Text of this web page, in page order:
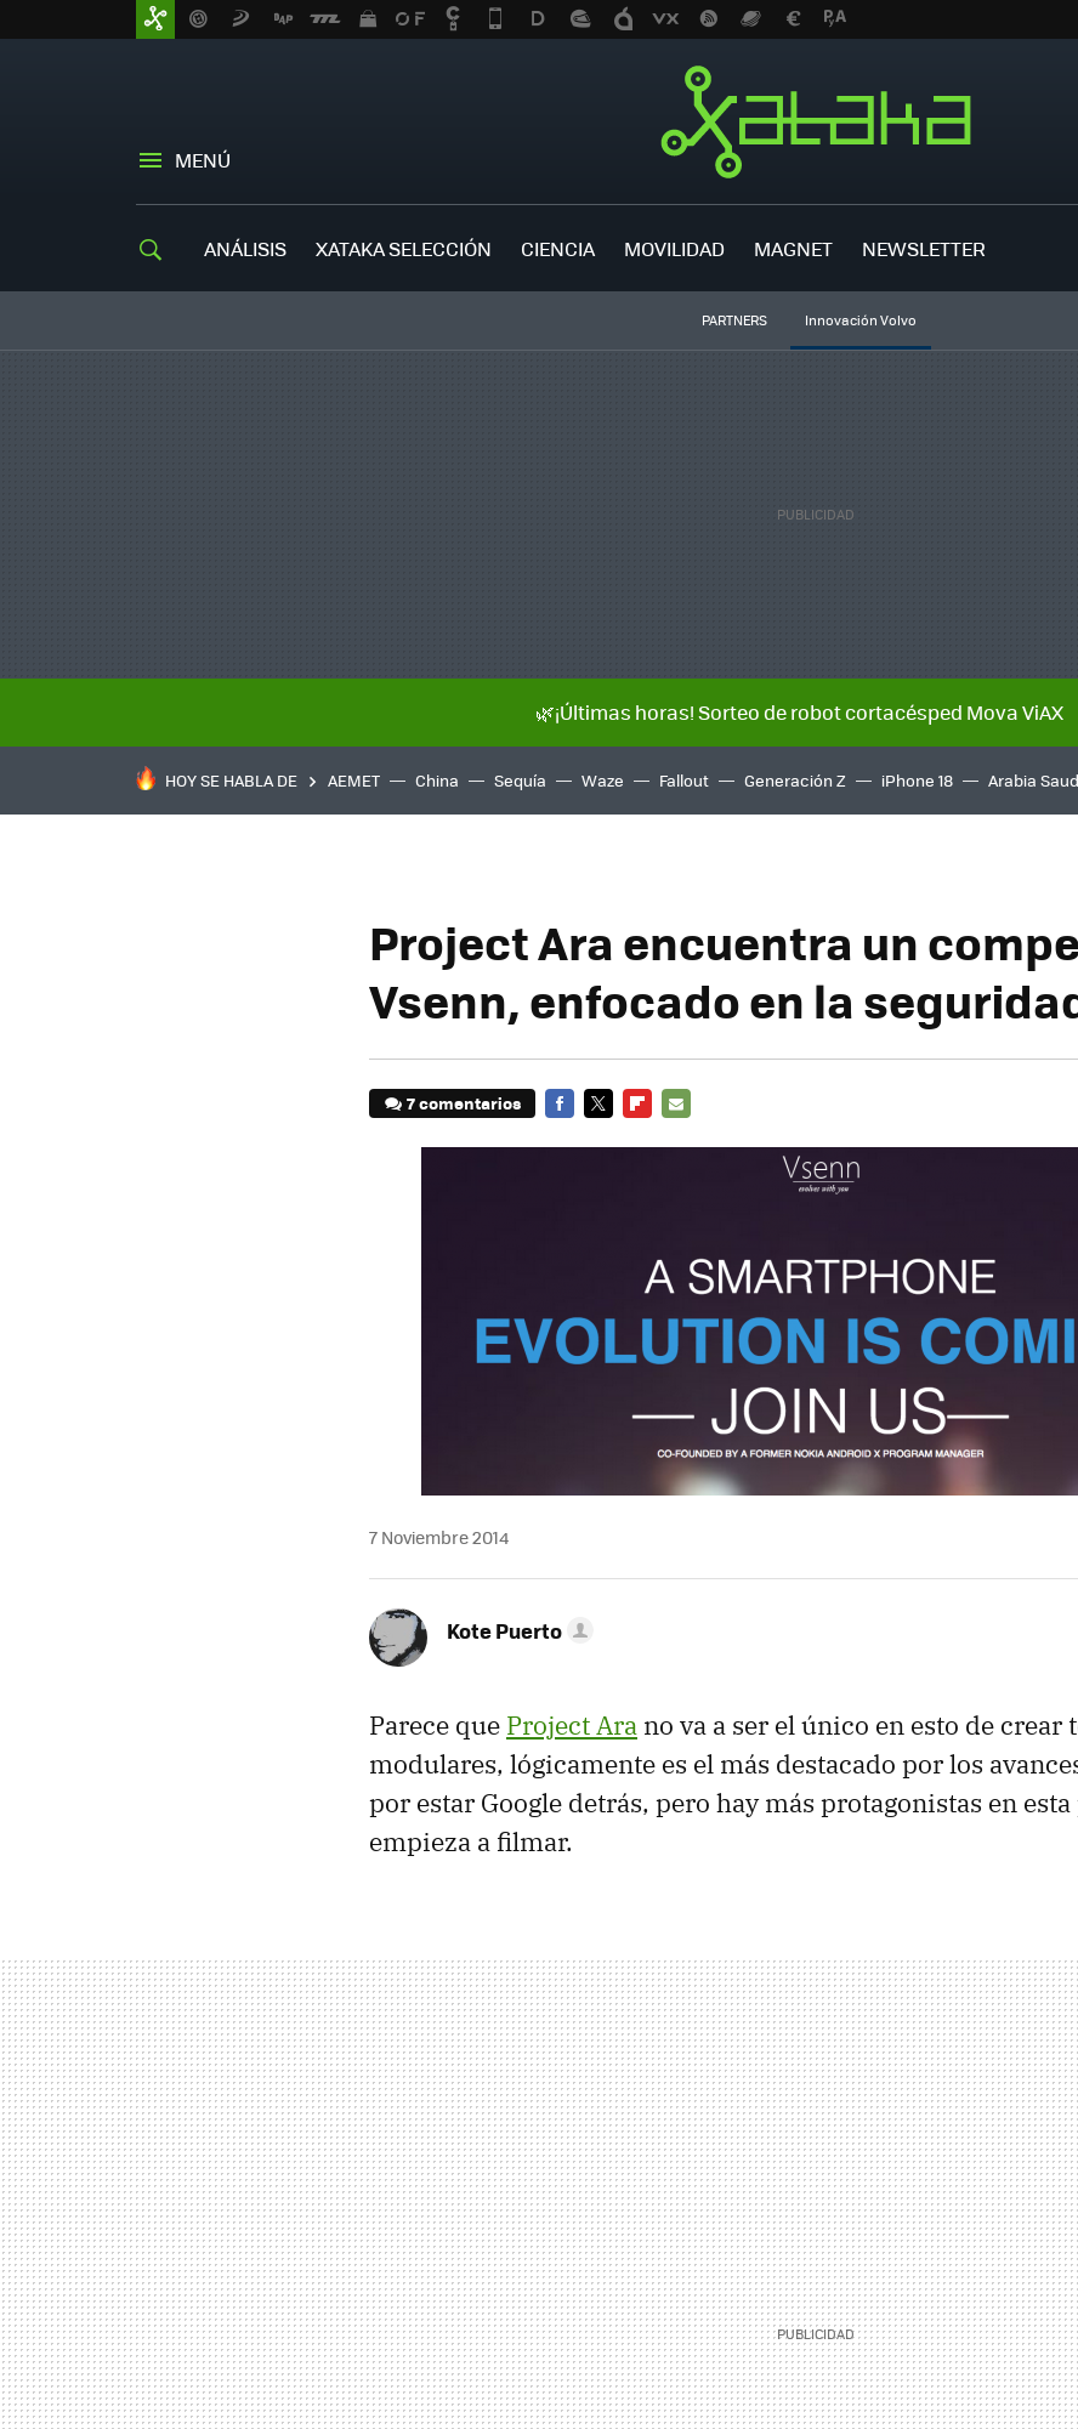
MENÚ
ANÁLISIS XATAKA SELECCIÓN CIENCIA MOVILIDAD MAGNET NEWSLETTER
PARTNERS Innovación Volvo
🌿¡Últimas horas! Sorteo de robot cortacésped Mova ViAX
HOY SE HABLA DE AEMET China Sequía Waze Fallout Generación Z iPhone 18 Arabia
Project Ara encuentra un
Vsenn, enfocado en la
7 comentarios
7 Noviembre 2014
Kote Puerto
Parece que Project Ara no va a ser el único en esto de crear
modulares, lógicamente es el más destacado por los
por estar Google detrás, pero hay más protagonistas en
empieza a filmar.